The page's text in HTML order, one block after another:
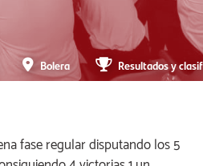
Bolera Resultados y
fase regular disputando los 5